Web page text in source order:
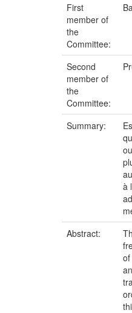
First
member of
the
Committee:
Second
member of
the
Committee:
Summary:
à
Abstract: